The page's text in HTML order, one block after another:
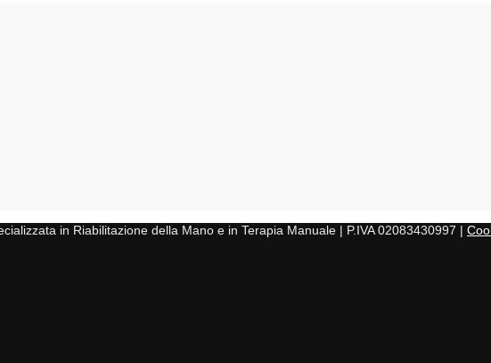
in Riabilitazione della Mano e in Terapia Manuale | P.IVA 02083430997 |